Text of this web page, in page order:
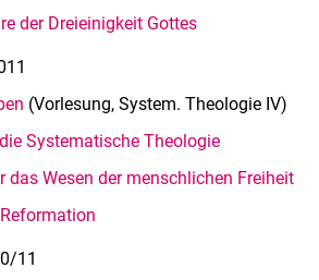
der Dreieinigkeit Gottes
(Vorlesung, System. Theologie IV)
Systematische Theologie
das Wesen der menschlichen Freiheit
11